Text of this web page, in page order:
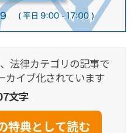
法律カテゴリの記事で
カイブ化されています
文字